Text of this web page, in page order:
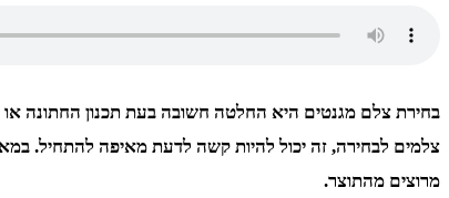
בחירת צלם מגנטים היא החלטה חשובה בעת תכנון החתונה
צלמים לבחירה, זה יכול להיות קשה לדעת מאיפה להתחיל.
מרוצים מהתוצר.